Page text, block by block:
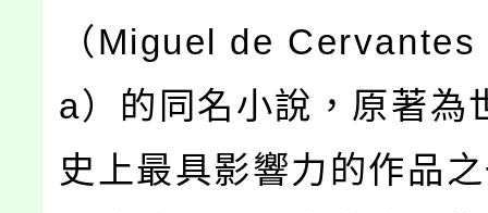
（Miguel de
a）的同名小說，原著為
史上最具影響力的作品